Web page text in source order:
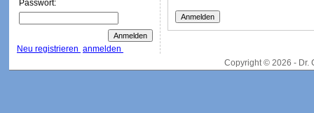
Passwort:
Neu registrieren anmelden
Copyright © 2026 - Dr.